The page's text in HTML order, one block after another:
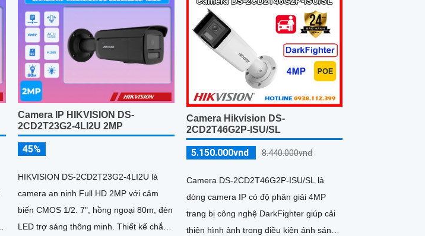
Camera IP HIKVISION DS-
2CD2T23G2-4LI2U 2MP
45%
HIKVISION DS-2CD2T23G2-4LI2U là
camera an ninh Full HD 2MP với cảm
biến CMOS 1/2. 7", hồng ngoại 80m, đèn
LED trợ sáng thông minh. Thiết kế chắc
Camera Hikvision DS-
2CD2T46G2P-ISU/SL
5.150.000vnd 8.440.000vnd
Camera DS-2CD2T46G2P-ISU/SL là
dòng camera IP có độ phân giải 4MP
trang bị công nghệ DarkFighter giúp cải
thiện hình ảnh trong điều kiện ánh sáng